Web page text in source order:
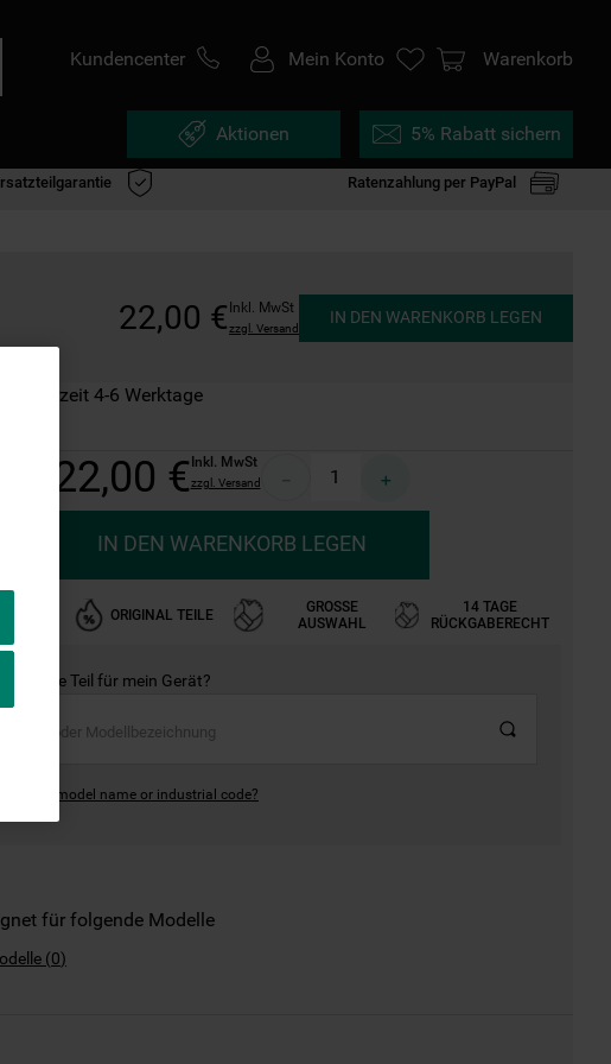
Kundencenter Mein Konto Warenkorb
Aktionen 5% Rabatt sichern
Ratenzahlung per PayPal
22,00 € Inkl. MwSt
zzgl. Versand
IN DEN WARENKORB LEGEN
Lieferzeit 4-6 Werktage
22,00 €Inkl. MwSt
zzgl. Versand ＋
IN DEN WARENKORB LEGEN
ORIGINAL TEILE
GROSSE A
USWAHL
14 TAGE
RÜCKGABERECHT
richtige Teil für mein Gerät?
I find the model name or industrial code?
für folgende Modelle
(0)